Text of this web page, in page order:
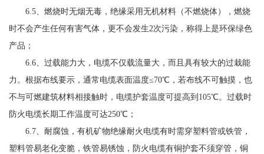
6.5、燃烧时无烟无毒，绝缘采用无机材料（不燃烧体），燃烧
时不会产生任何有害气体，更不会发生2次污染，称得上是环保绿色
产品；
6.6、过载能力大，电缆不仅载流量大，而且具有较大的过栽能
力。根据布线要示，通常电缆表面温度≤70℃，若布线不可触摸，也
不与可燃建筑材料相接触时，电缆护套温度可提高到105℃。过载时
防火电缆长期工作温度可达250℃；
6.7、耐腐蚀，有机矿物绝缘耐火电缆有时需穿塑料管或铁管，
塑料管易老化变脆，铁管易锈蚀，防火电缆有铜护套不须穿管，铜